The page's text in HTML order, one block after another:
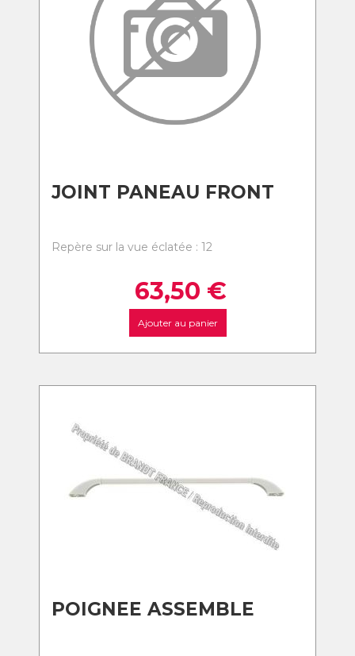
JOINT PANEAU FRONT
Repère sur la vue éclatée : 12
63,50 €
Ajouter au panier
POIGNEE ASSEMBLE